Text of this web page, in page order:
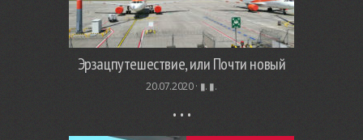
Эрзацпутешествие, или Почти новый
20.07.2020 · ▮. ▮.